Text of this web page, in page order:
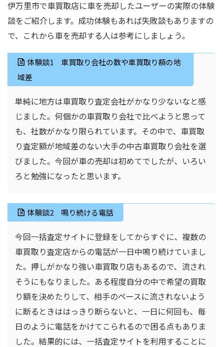
伊万里市で車買取店に車を売却したユーザーの実際の体験
談をご紹介します。成功体験もあれば失敗談もありますの
で、これから車を売却する人は参考にしましょう。
体験談1 車買取り会社の数や車買取り額の地
域差
単純に地方は車買取り査定会社がかなり少ないなと感
じました。何個かの車買取り会社で比べようと思って
も、社数がかなり限られています。その中で、車買取
り査定額が地域差のない大手の中古車買取り会社を選
びました。今回が車の売却は初めてでしたが、いろい
ろと勉強になったと思います。
体験談2 鳴り続ける電話
今回一括査定サイトに登録をしてからすぐに、複数の
車買取り査定店からの電話が一日中鳴り続けていまし
た。押しがかなり強い車買取り店もあるので、流され
そうにもなりました。ある程度自分の中で希望の買取
り額を決めたりして、相手のペースに流されないよう
に断るときははっきり断らないと、一日に何回も、毎
日のように電話をかけてこられるので困る点もありま
した。結果的には、一括査定サイトを利用することに